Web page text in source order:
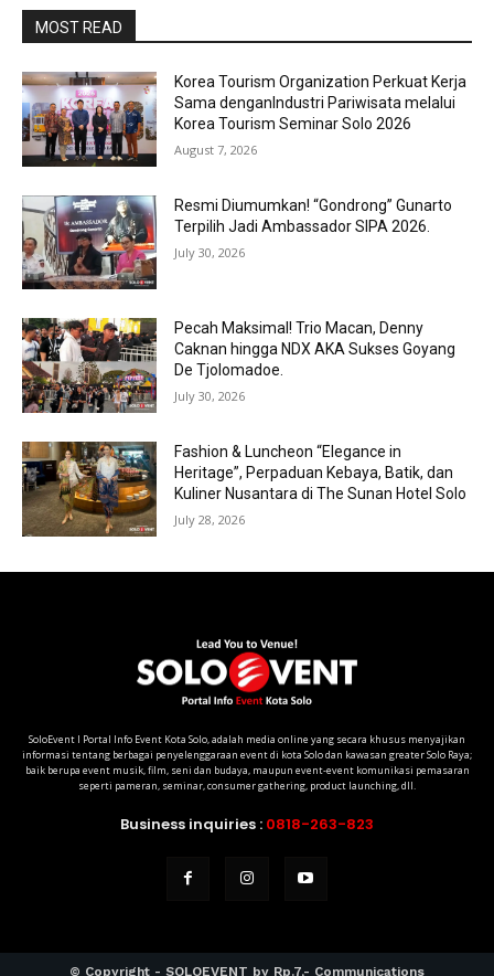
MOST READ
Korea Tourism Organization Perkuat Kerja
Sama denganIndustri Pariwisata melalui
Korea Tourism Seminar Solo 2026
August 7, 2026
Resmi Diumumkan! “Gondrong” Gunarto
Terpilih Jadi Ambassador SIPA 2026.
July 30, 2026
Pecah Maksimal! Trio Macan, Denny
Caknan hingga NDX AKA Sukses Goyang
De Tjolomadoe.
July 30, 2026
Fashion & Luncheon “Elegance in
Heritage”, Perpaduan Kebaya, Batik, dan
Kuliner Nusantara di The Sunan Hotel Solo
July 28, 2026
SoloEvent I Portal Info Event Kota Solo, adalah media online yang secara khusus menyajikan
informasi tentang berbagai penyelenggaraan event di kota Solo dan kawasan greater Solo Raya;
baik berupa event musik, film, seni dan budaya, maupun event-event komunikasi pemasaran
seperti pameran, seminar, consumer gathering, product launching, dll.
Business inquiries : 0818-263-823
© Copyright - SOLOEVENT by Rp.7,- Communications